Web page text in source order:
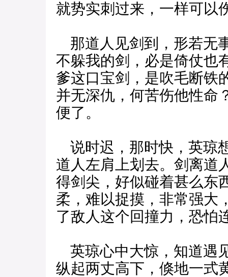
就势实刺过来，一样可以
那道人见剑到，形若无
不躲我的剑，必是倚仗也
爹这口宝剑，是吹毛断铁
并无深仇，何苦伤他性命
便了。
说时迟，那时快，英琼
道人左肩上划去。剑离道
得剑尖，好似碰着甚么东
柔，难以捉摸，非常强大
了敌人这个回撞力，恐怕
英琼心中大惊，知道遇
纵起两丈高下，倏地一式